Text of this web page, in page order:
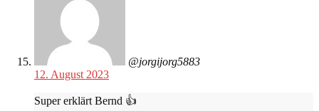
@jorgijorg5883
12. August 2023
Super erklärt Bernd 👍